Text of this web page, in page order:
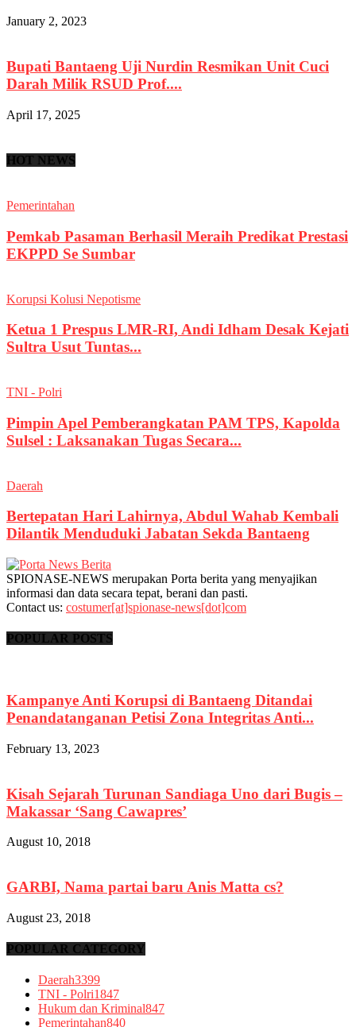
January 2, 2023
Bupati Bantaeng Uji Nurdin Resmikan Unit Cuci
Darah Milik RSUD Prof....
April 17, 2025
HOT NEWS
Pemerintahan
Pemkab Pasaman Berhasil Meraih Predikat Prestasi
EKPPD Se Sumbar
Korupsi Kolusi Nepotisme
Ketua 1 Prespus LMR-RI, Andi Idham Desak Kejati
Sultra Usut Tuntas...
TNI - Polri
Pimpin Apel Pemberangkatan PAM TPS, Kapolda
Sulsel : Laksanakan Tugas Secara...
Daerah
Bertepatan Hari Lahirnya, Abdul Wahab Kembali
Dilantik Menduduki Jabatan Sekda Bantaeng
SPIONASE-NEWS merupakan Porta berita yang menyajikan
informasi dan data secara tepat, berani dan pasti.
Contact us: costumer[at]spionase-news[dot]com
POPULAR POSTS
Kampanye Anti Korupsi di Bantaeng Ditandai
Penandatanganan Petisi Zona Integritas Anti...
February 13, 2023
Kisah Sejarah Turunan Sandiaga Uno dari Bugis –
Makassar ‘Sang Cawapres’
August 10, 2018
GARBI, Nama partai baru Anis Matta cs?
August 23, 2018
POPULAR CATEGORY
Daerah3399
TNI - Polri1847
Hukum dan Kriminal847
Pemerintahan840